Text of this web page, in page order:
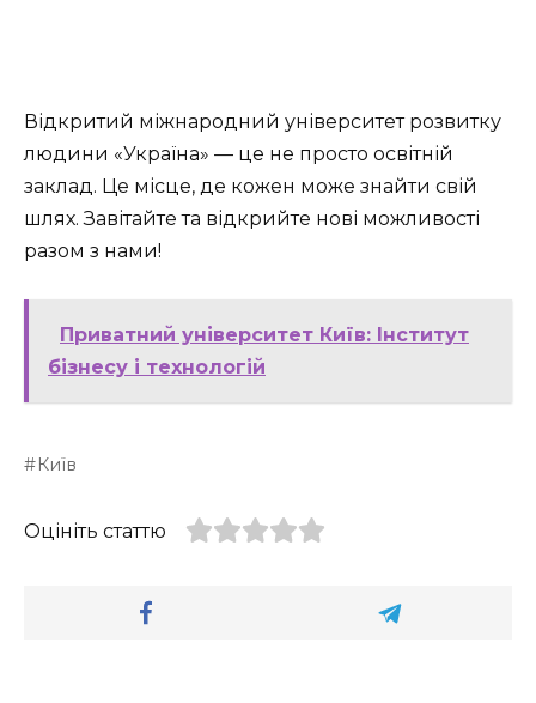
Відкритий міжнародний університет розвитку
людини «Україна» — це не просто освітній
заклад. Це місце, де кожен може знайти свій
шлях. Завітайте та відкрийте нові можливості
разом з нами!
Приватний університет Київ: Інститут
бізнесу і технологій
Київ
Оцініть статтю